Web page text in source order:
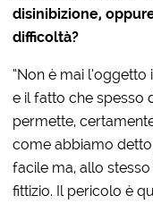
disinibizione,
difficoltà?
“Non è mai
e il fatto che spesso
permette,
come abbiamo
facile ma, allo
fittizio. Il pericolo è